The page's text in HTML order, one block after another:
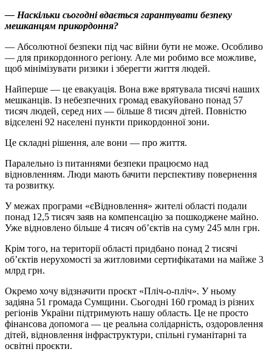
— Наскільки сьогодні вдається гарантувати безпеку
мешканцям прикордоння?
— Абсолютної безпеки під час війни бути не може. Особливо
— для прикордонного регіону. Але ми робимо все можливе,
щоб мінімізувати ризики і зберегти життя людей.
Найперше — це евакуація. Вона вже врятувала тисячі наших
мешканців. Із небезпечних громад евакуйовано понад 57
тисяч людей, серед них — більше 8 тисяч дітей. Повністю
відселені 92 населені пункти прикордонної зони.
Це складні рішення, але вони — про життя.
Паралельно із питаннями безпеки працюємо над
відновленням. Люди мають бачити перспективу повернення
та розвитку.
У межах програми «єВідновлення» жителі області подали
понад 12,5 тисяч заяв на компенсацію за пошкоджене майно.
Уже відновлено більше 4 тисяч об’єктів на суму 245 млн грн.
Крім того, на території області придбано понад 2 тисячі
об’єктів нерухомості за житловими сертифікатами на майже 3
млрд грн.
Окремо хочу відзначити проєкт «Пліч-о-пліч». У ньому
задіяна 51 громада Сумщини. Сьогодні 160 громад із різних
регіонів України підтримують нашу область. Це не просто
фінансова допомога — це реальна солідарність, оздоровлення
дітей, відновлення інфраструктури, спільні гуманітарні та
освітні проєкти.